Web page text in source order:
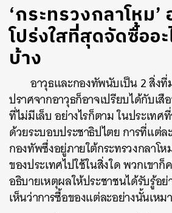
‘กระทรวงกลาโหม
โปร่งใสที่สุดจัดซื้ออ
บ้าง
อาวุธและกองทัพนับเป็น 2 สิ่ง
ปราศจากอาวุธก็อาจเปรียบได้กับเ
ที่ไม่มีเล็บ อย่างไรก็ตาม ในประเทศ
ด้วยระบอบประชาธิปไตย การที่แต่
กองทัพซึ่งอยู่ภายใต้กระทรวงกลาโ
ของประเทศไปใช้ในสิ่งใด พวกเขาก็
อธิบายเหตุผลให้ประชาชนได้รับรู้อย่
เห็นว่าการซื้อของแต่ละอย่างนั้นเหม